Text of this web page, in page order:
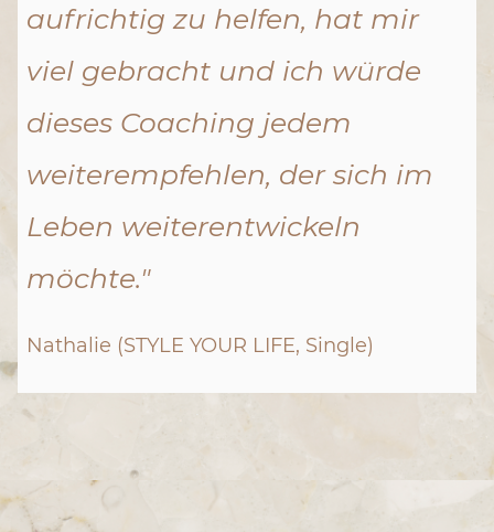
aufrichtig zu helfen, hat mir
viel gebracht und ich würde
dieses Coaching jedem
weiterempfehlen, der sich im
Leben weiterentwickeln
möchte."
Nathalie (STYLE YOUR LIFE, Single)